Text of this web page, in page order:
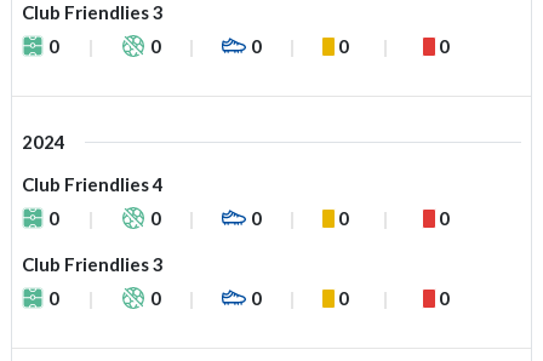
Club Friendlies 3
0
0 0 0 0
2024
Club Friendlies 4
0
0 0 0 0
Club Friendlies 3
0
0 0 0 0